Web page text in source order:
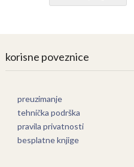
korisne poveznice
preuzimanje
tehnička podrška
pravila privatnosti
besplatne knjige